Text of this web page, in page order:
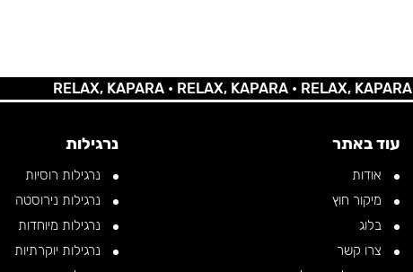
RELAX, KAPARA •RELAX, KAPARA •RELAX, KAPARA •
עוד באתר
אודות
מיקור חוץ
בלוג
צרו קשר
נרגילות
נרגילות רוסיות
נרגילות נירוסטה
נרגילות מיוחדות
נרגילות יוקרתיות